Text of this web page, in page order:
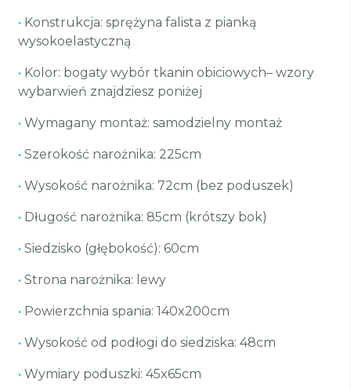
• Konstrukcja: sprężyna falista z pianką
wysokoelastyczną
• Kolor: bogaty wybór tkanin obiciowych– wzory
wybarwień znajdziesz poniżej
• Wymagany montaż: samodzielny montaż
• Szerokość narożnika: 225cm
• Wysokość narożnika: 72cm (bez poduszek)
• Długość narożnika: 85cm (krótszy bok)
• Siedzisko (głębokość): 60cm
• Strona narożnika: lewy
• Powierzchnia spania: 140x200cm
• Wysokość od podłogi do siedziska: 48cm
• Wymiary poduszki: 45x65cm